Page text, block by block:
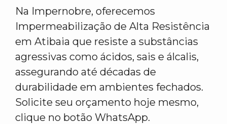
Na Impernobre, oferecemos
Impermeabilização de Alta Resistência
em Atibaia que resiste a substâncias
agressivas como ácidos, sais e álcalis,
assegurando até décadas de
durabilidade em ambientes fechados.
Solicite seu orçamento hoje mesmo,
clique no botão WhatsApp.